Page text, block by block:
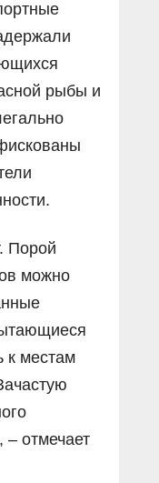
рыбы и
Порой
можно
к местам
отмечает